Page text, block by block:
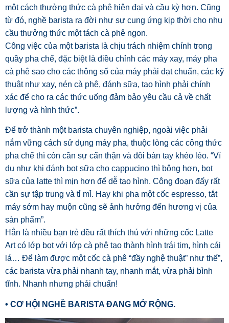
một cách thưởng thức cà phê hiện đại và cầu kỳ hơn. Cũng
từ đó, nghề barista ra đời như sự cung ứng kịp thời cho nhu
cầu thưởng thức một tách cà phê ngon.
Công việc của một barista là chịu trách nhiệm chính trong
quầy pha chế, đặc biệt là điều chỉnh các máy xay, máy pha
cà phê sao cho các thông số của máy phải đạt chuẩn, các kỹ
thuật như xay, nén cà phê, đánh sữa, tạo hình phải chính
xác để cho ra các thức uống đảm bảo yêu cầu cả về chất
lượng và hình thức”.
Để trở thành một barista chuyên nghiệp, ngoài việc phải
nắm vững cách sử dụng máy pha, thuộc lòng các công thức
pha chế thì còn cần sự cẩn thận và đôi bàn tay khéo léo. “Ví
dụ như khi đánh bọt sữa cho cappucino thì bông hơn, bọt
sữa của latte thì mịn hơn để dễ tạo hình. Công đoạn đấy rất
cần sự tập trung và tỉ mỉ. Hay khi pha một cốc espresso, tắt
máy sớm hay muộn cũng sẽ ảnh hưởng đến hương vị của
sản phẩm”.
Hẳn là nhiều bạn trẻ đều rất thích thú với những cốc Latte
Art có lớp bọt với lớp cà phê tạo thành hình trái tim, hình cái
lá… Để làm được một cốc cà phê “đầy nghệ thuật” như thế”,
các barista vừa phải nhanh tay, nhanh mắt, vừa phải bình
tĩnh. Nhanh nhưng phải chuẩn!
• CƠ HỘI NGHỀ BARISTA ĐANG MỞ RỘNG.